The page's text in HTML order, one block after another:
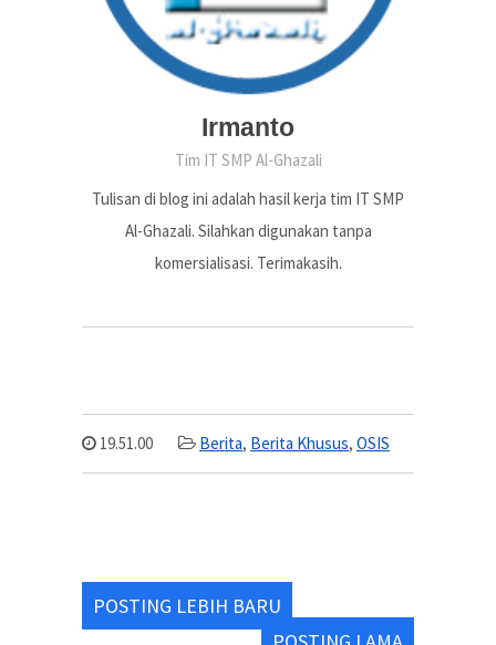
Irmanto
Tim IT SMP Al-Ghazali
Tulisan di blog ini adalah hasil kerja tim IT SMP
Al-Ghazali. Silahkan digunakan tanpa
komersialisasi. Terimakasih.
19.51.00 Berita, Berita Khusus, OSIS
POSTING LEBIH BARU